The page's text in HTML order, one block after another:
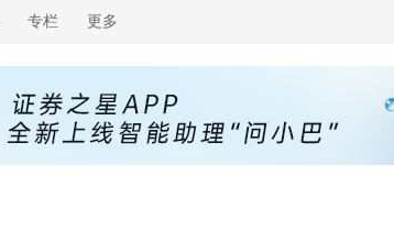
专栏 更多